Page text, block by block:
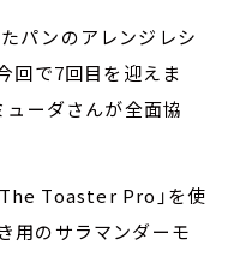
パンのアレンジレシ
回で7回目を迎えま
ューダさんが全面協
Toaster Pro」を使
用のサラマンダーモ